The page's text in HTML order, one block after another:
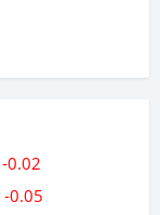
-0.02
-0.05